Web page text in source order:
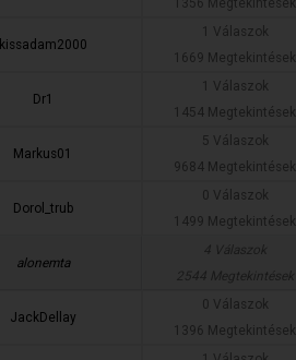
1356 Megtekintések
kissadam2000
1 Válaszok
1669 Megtekintések
Dr1
1 Válaszok
1454 Megtekintések
Markus01
5 Válaszok
9684 Megtekintések
Dorol_trub
0 Válaszok
1499 Megtekintések
alonemta
4 Válaszok
2544 Megtekintések
JackDellay
0 Válaszok
1396 Megtekintések